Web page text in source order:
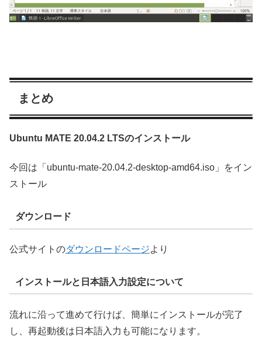
まとめ
Ubuntu MATE 20.04.2 LTSのインストール
今回は「ubuntu-mate-20.04.2-desktop-amd64.iso」をイン
ストール
ダウンロード
公式サイトのダウンロードページより
インストールと日本語入力設定について
流れに沿って進めて行けば、簡単にインストールが完了
し、再起動後は日本語入力も可能になります。